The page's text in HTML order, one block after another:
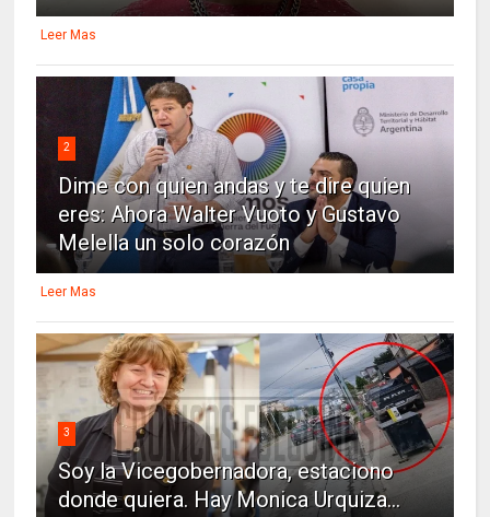
Leer Mas
2
Dime con quien andas y te dire quien
eres: Ahora Walter Vuoto y Gustavo
Melella un solo corazón
Leer Mas
3
Soy la Vicegobernadora, estaciono
donde quiera. Hay Monica Urquiza...